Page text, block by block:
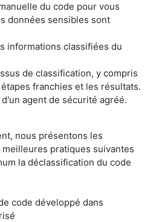
du code pour vous
données sensibles sont
informations classifiées du
de classification, y compris
franchies et les résultats.
agent de sécurité agréé.
nous présentons les
pratiques suivantes
la déclassification du code
code développé dans